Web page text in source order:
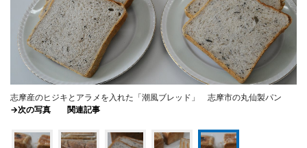
志摩産のヒジキとアラメを入れた「潮風ブレッド」 志摩市の丸仙製パン
→次の写真
関連記事